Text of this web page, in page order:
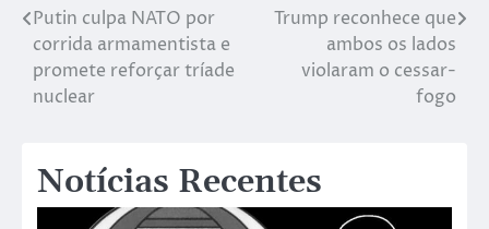
Putin culpa NATO por
corrida armamentista e
promete reforçar tríade
nuclear
Trump reconhece que
ambos os lados
violaram o cessar-
fogo
Notícias Recentes